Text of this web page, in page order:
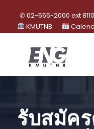
✆ 02-555-2000 ext
KMUTNB
รับสมัค